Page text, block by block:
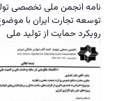
نامه انجمن ملی تخصصی
توسعه تجارت ایران با
رویکرد حمایت از تولید ملی